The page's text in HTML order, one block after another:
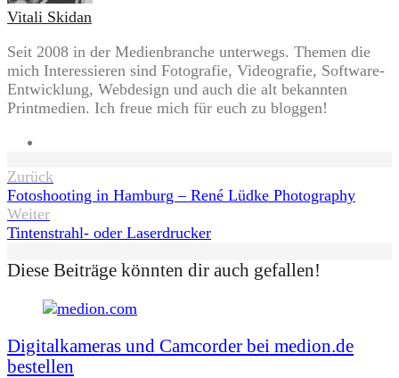
Vitali Skidan
Seit 2008 in der Medienbranche unterwegs. Themen die
mich Interessieren sind Fotografie, Videografie, Software-
Entwicklung, Webdesign und auch die alt bekannten
Printmedien. Ich freue mich für euch zu bloggen!
Beitragsnavigation
Zurück
Fotoshooting in Hamburg – René Lüdke Photography
Weiter
Tintenstrahl- oder Laserdrucker
Diese Beiträge könnten dir auch gefallen!
Digitalkameras und Camcorder bei medion.de
bestellen